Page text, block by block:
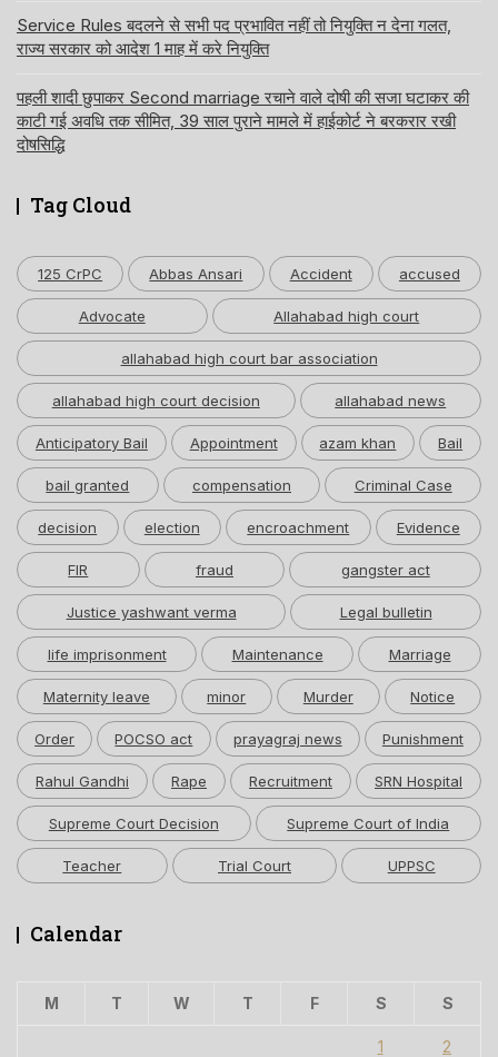
Service Rules बदलने से सभी पद प्रभावित नहीं तो नियुक्ति न देना गलत,
राज्य सरकार को आदेश 1 माह में करे नियुक्ति
पहली शादी छुपाकर Second marriage रचाने वाले दोषी की सजा घटाकर की
काटी गई अवधि तक सीमित, 39 साल पुराने मामले में हाईकोर्ट ने बरकरार रखी
दोषसिद्धि
Tag Cloud
125 CrPC Abbas Ansari Accident accused
Advocate Allahabad high court
allahabad high court bar association
allahabad high court decision allahabad news
Anticipatory Bail Appointment azam khan Bail
bail granted compensation Criminal Case
decision election encroachment Evidence
FIR fraud gangster act
Justice yashwant verma Legal bulletin
life imprisonment Maintenance Marriage
Maternity leave minor Murder Notice
Order POCSO act prayagraj news Punishment
Rahul Gandhi Rape Recruitment SRN Hospital
Supreme Court Decision Supreme Court of India
Teacher Trial Court UPPSC
Calendar
M T W T F S S
1 2